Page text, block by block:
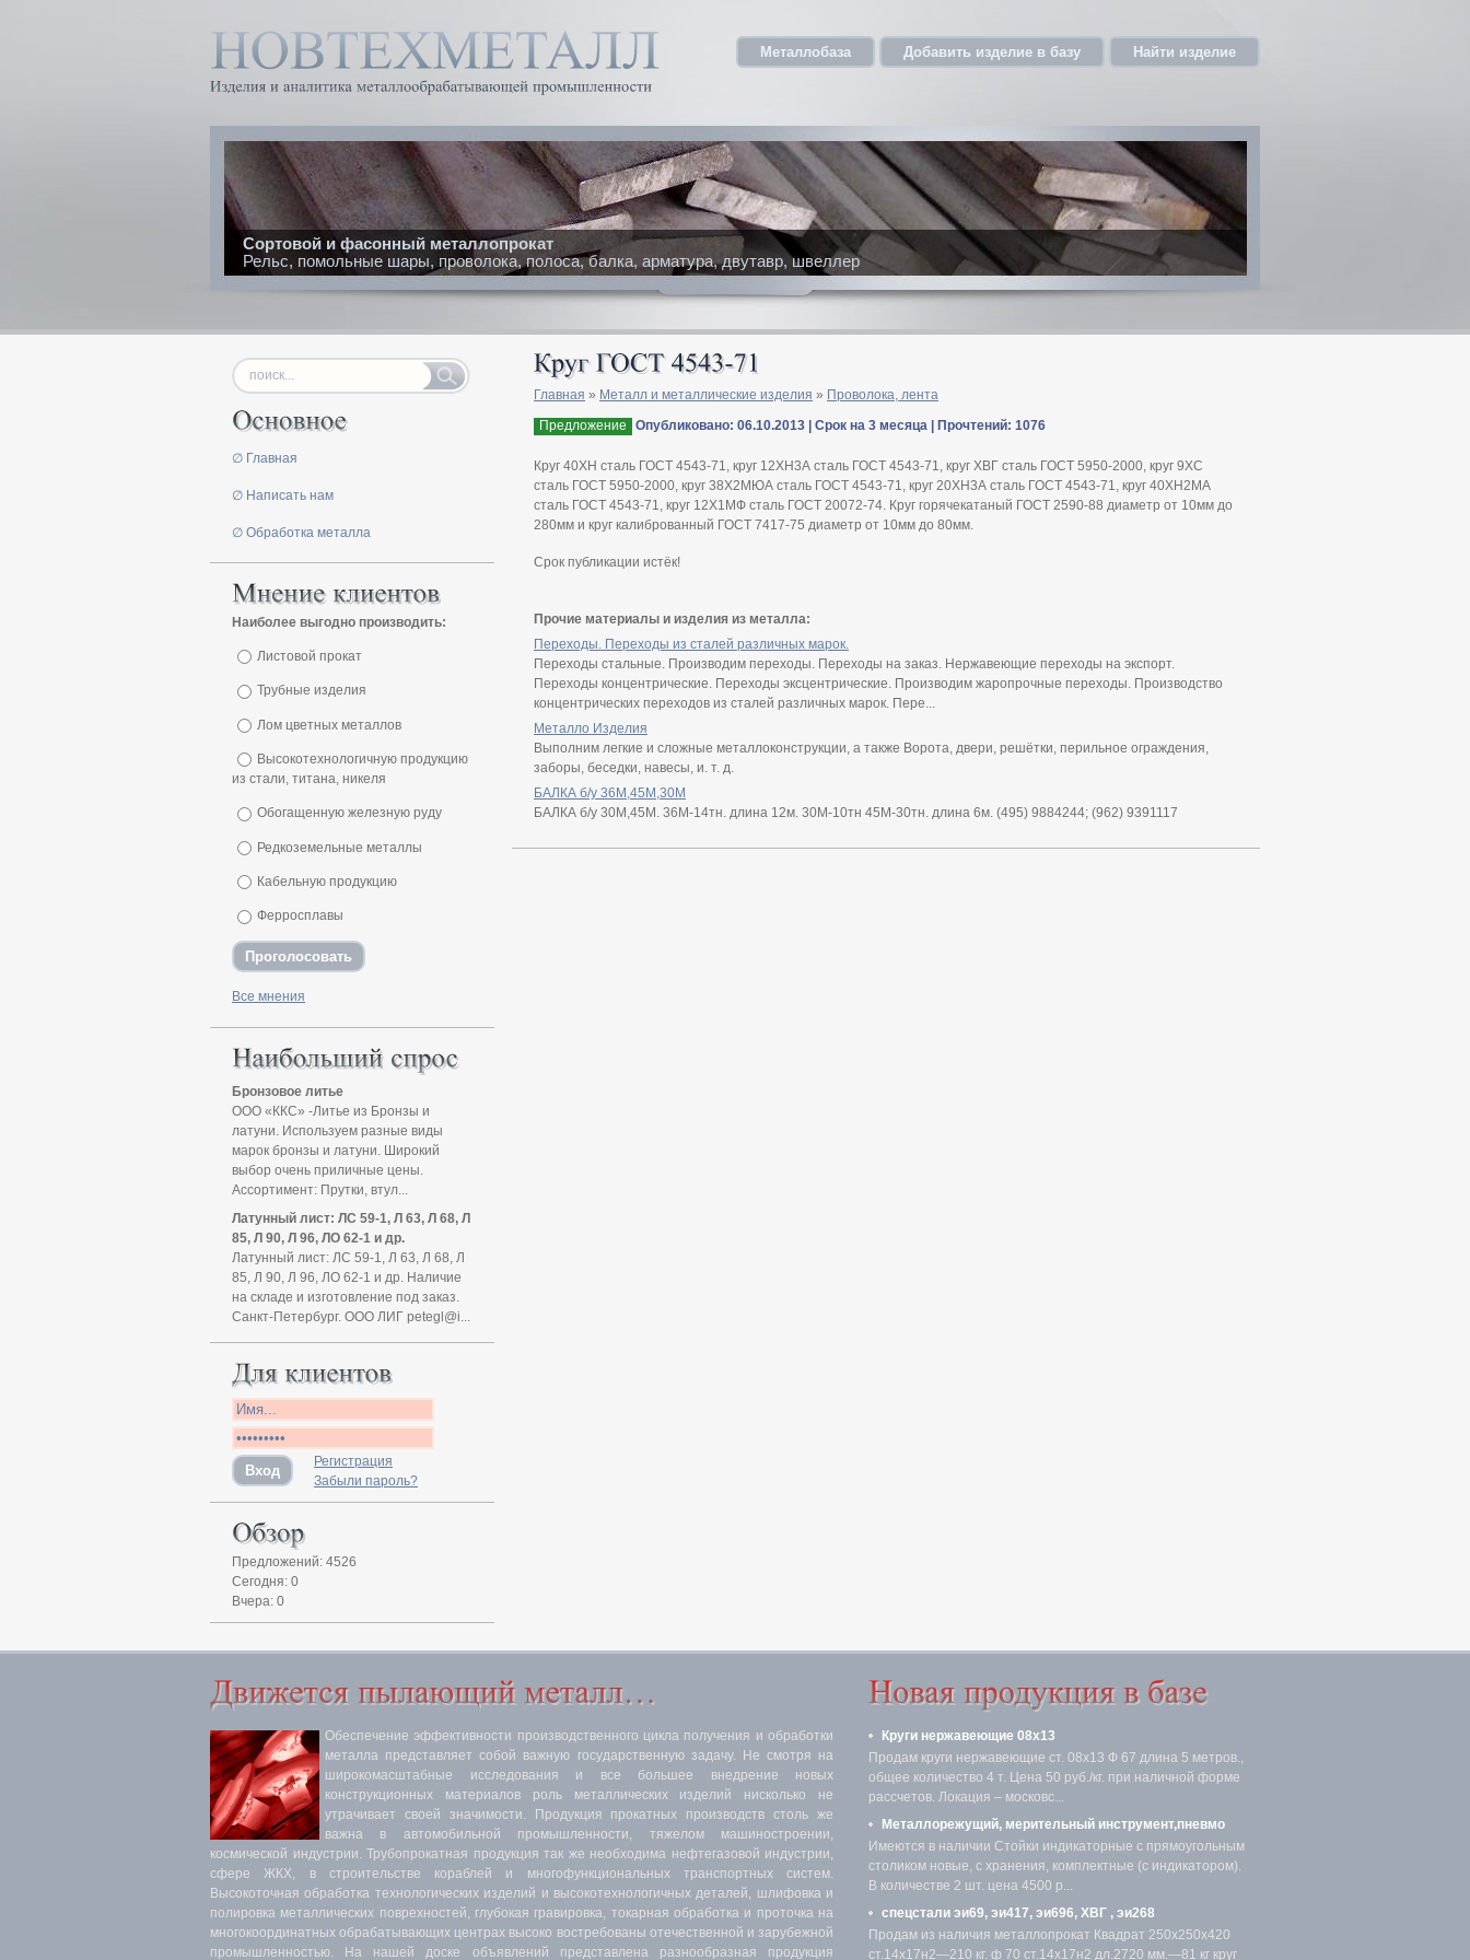
Металлобаза Добавить изделие в базу Найти изделие
Сортовой и фасонный металлопрокат
Рельс, помольные шары, проволока, полоса, балка, арматура, двутавр, швеллер
Главная » Металл и металлические изделия » Проволока, лента
Предложение
Опубликовано: 06.10.2013 | Срок на 3 месяца | Прочтений: 1076
Круг 40ХН сталь ГОСТ 4543-71, круг 12ХН3А сталь ГОСТ 4543-71, круг ХВГ сталь ГОСТ 5950-2000, круг 9ХС
сталь ГОСТ 5950-2000, круг 38Х2МЮА сталь ГОСТ 4543-71, круг 20ХН3А сталь ГОСТ 4543-71, круг 40ХН2МА
сталь ГОСТ 4543-71, круг 12Х1МФ сталь ГОСТ 20072-74. Круг горячекатаный ГОСТ 2590-88 диаметр от 10мм до
280мм и круг калиброванный ГОСТ 7417-75 диаметр от 10мм до 80мм.
Срок публикации истёк!
Прочие материалы и изделия из металла:
Переходы. Переходы из сталей различных марок.
Переходы стальные. Производим переходы. Переходы на заказ. Нержавеющие переходы на экспорт.
Переходы концентрические. Переходы эксцентрические. Производим жаропрочные переходы. Производство
концентрических переходов из сталей различных марок. Пере...
Металло Изделия
Выполним легкие и сложные металлоконструкции, а также Ворота, двери, решётки, перильное ограждения,
заборы, беседки, навесы, и. т. д.
БАЛКА б/у 36М,45М,30М
БАЛКА б/у 30М,45М. 36М-14тн. длина 12м. 30М-10тн 45М-30тн. длина 6м. (495) 9884244; (962) 9391117
∅ Главная
∅ Написать нам
∅ Обработка металла
Наиболее выгодно производить:
Листовой прокат
Трубные изделия
Лом цветных металлов
Высокотехнологичную продукцию
из стали, титана, никеля
Обогащенную железную руду
Редкоземельные металлы
Кабельную продукцию
Ферросплавы
Все мнения
Бронзовое литье
ООО «ККС» -Литье из Бронзы и
латуни. Используем разные виды
марок бронзы и латуни. Широкий
выбор очень приличные цены.
Ассортимент: Прутки, втул...
Латунный лист: ЛС 59-1, Л 63, Л 68, Л
85, Л 90, Л 96, ЛО 62-1 и др.
Латунный лист: ЛС 59-1, Л 63, Л 68, Л
85, Л 90, Л 96, ЛО 62-1 и др. Наличие
на складе и изготовление под заказ.
Санкт-Петербург. ООО ЛИГ petegl@i...
Регистрация
Забыли пароль?
Предложений: 4526
Сегодня: 0
Вчера: 0
Обеспечение эффективности производственного цикла получения и обработки
металла представляет собой важную государственную задачу. Не смотря на
широкомасштабные исследования и все большее внедрение новых
конструкционных материалов роль металлических изделий нисколько не
утрачивает своей значимости. Продукция прокатных производств столь же
важна в автомобильной промышленности, тяжелом машиностроении,
космической индустрии. Трубопрокатная продукция так же необходима нефтегазовой индустрии,
сфере ЖКХ, в строительстве кораблей и многофункциональных транспортных систем.
Высокоточная обработка технологических изделий и высокотехнологичных деталей, шлифовка и
полировка металлических поврехностей, глубокая гравировка, токарная обработка и проточка на
многокоординатных обрабатывающих центрах высоко востребованы отечественной и зарубежной
промышленностью. На нашей доске объявлений представлена разнообразная продукция
Круги нержавеющие 08х13
Продам круги нержавеющие ст. 08х13 Ф 67 длина 5 метров.,
общее количество 4 т. Цена 50 руб./кг. при наличной форме
рассчетов. Локация – московс...
Металлорежущий, мерительный инструмент,пневмо
Имеются в наличии Стойки индикаторные с прямоугольным
столиком новые, с хранения, комплектные (с индикатором).
В количестве 2 шт. цена 4500 р...
спецстали эи69, эи417, эи696, ХВГ , эи268
Продам из наличия металлопрокат Квадрат 250х250х420
ст.14х17н2—210 кг. ф 70 ст.14х17н2 дл.2720 мм.—81 кг круг